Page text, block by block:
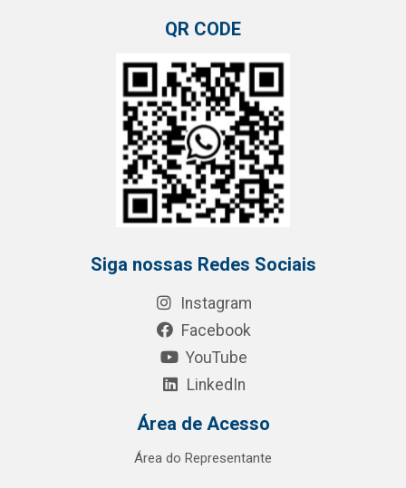
QR CODE
Siga nossas Redes Sociais
Instagram
Facebook
YouTube
LinkedIn
Área de Acesso
Área do Representante